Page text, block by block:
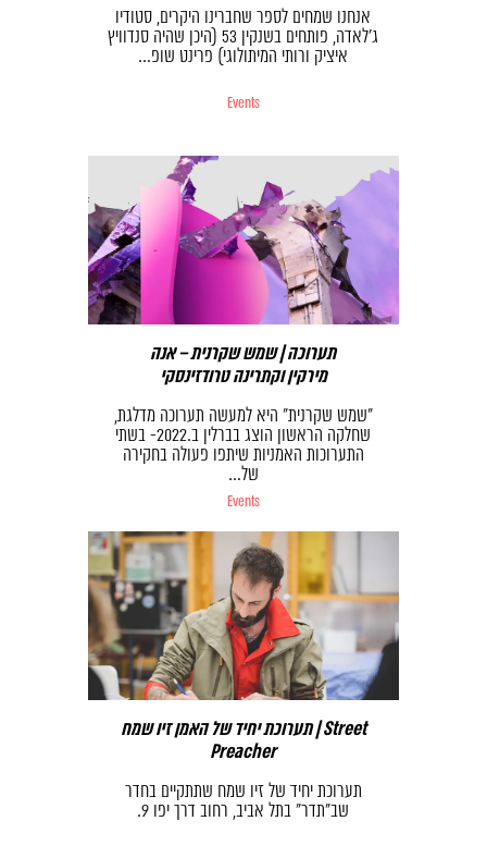
אנחנו שמחים לספר שחברינו היקרים, סטודיו
ג׳לאדה, פותחים בשנקין 53 (היכן שהיה סנדוויץ
איציק ורותי המיתולוגי) פרינט שופ…
Events
תערוכה | שמש שקרנית – אנה
מירקין וקתרינה טרודזינסקי
“שמש שקרנית” היא למעשה תערוכה מדלגת,
שחלקה הראשון הוצג בברלין ב.2022- בשתי
התערוכות האמניות שיתפו פעולה בחקירה
של…
Events
תערוכת יחיד של האמן זיו שמח | Street
Preacher
תערוכת יחיד של זיו שמח שתתקיים בחדר
שב"תדר" בתל אביב, רחוב דרך יפו 9.